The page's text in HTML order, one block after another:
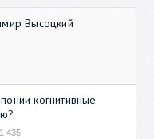
Высоцкий
когнитивные
1 435